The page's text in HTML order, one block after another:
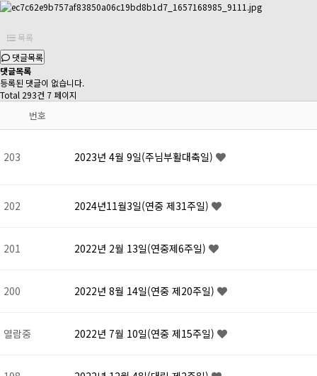
목록
댓글목록
댓글목록
등록된 댓글이 없습니다.
Total 293건 7 페이지
번호
203 2023년 4월 9일(주님부활대축일)
202 2024년11월3일(연중 제31주일)
201 2022년 2월 13일(연중제6주일)
200 2022년 8월 14일(연중 제20주일)
열람중 2022년 7월 10일(연중 제15주일)